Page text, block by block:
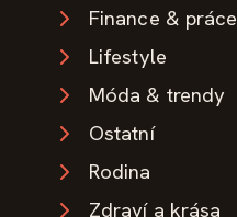
Finance & práce
Lifestyle
Móda & trendy
Ostatní
Rodina
Zdraví a krása